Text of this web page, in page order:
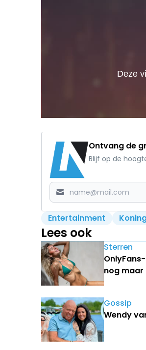
Ontvang de
Blijf op de
Entertainment
Lees ook
Sterren
nog maar
Gossip
Wendy